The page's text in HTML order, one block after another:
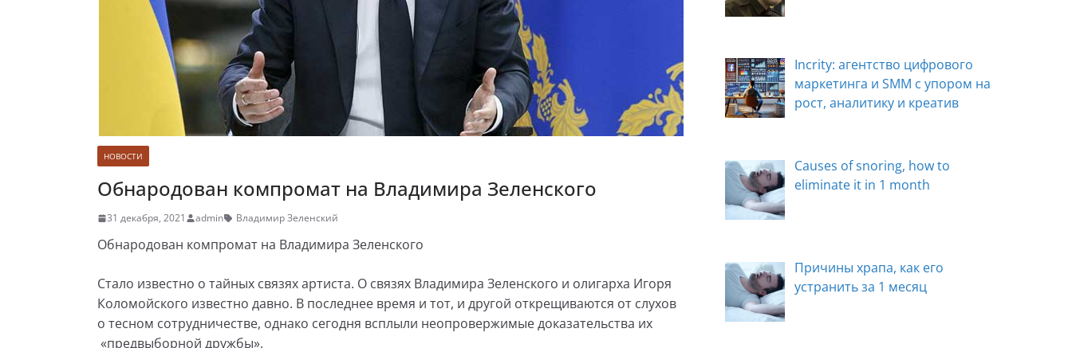
НОВОСТИ
Обнародован компромат на Владимира Зеленского
31 декабря, 2021 admin Владимир Зеленский
Обнародован компромат на Владимира Зеленского
Стало известно о тайных связях артиста. О связях Владимира Зеленского и олигарха Игоря
Коломойского известно давно. В последнее время и тот, и другой открещиваются от слухов
о тесном сотрудничестве, однако сегодня всплыли неопровержимые доказательства их
«предвыборной дружбы».
Incrity: агентство цифрового
маркетинга и SMM с упором на
рост, аналитику и креатив
Causes of snoring, how to
eliminate it in 1 month
Причины храпа, как его
устранить за 1 месяц